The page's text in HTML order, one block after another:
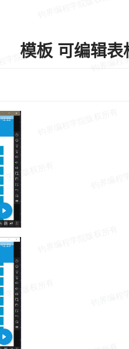
模板 可编辑表